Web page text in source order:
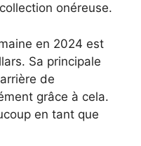
onéreuse.
en 2024 est
Sa principale
de
grâce à cela.
en tant que